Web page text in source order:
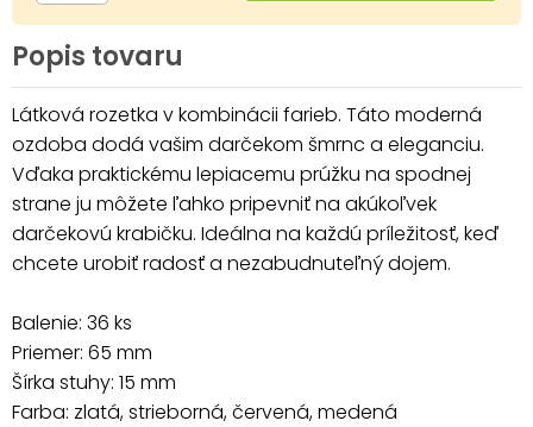
Popis tovaru
Látková rozetka v kombinácii farieb. Táto moderná
ozdoba dodá vašim darčekom šmrnc a eleganciu.
Vďaka praktickému lepiacemu prúžku na spodnej
strane ju môžete ľahko pripevniť na akúkoľvek
darčekovú krabičku. Ideálna na každú príležitosť, keď
chcete urobiť radosť a nezabudnuteľný dojem.
Balenie: 36 ks
Priemer: 65 mm
Šírka stuhy: 15 mm
Farba: zlatá, strieborná, červená, medená